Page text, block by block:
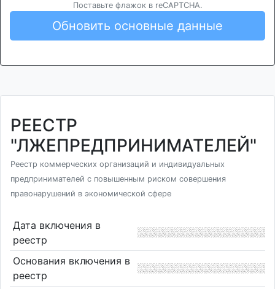
Поставьте флажок в reCAPTCHA.
Обновить основные данные
РЕЕСТР
"ЛЖЕПРЕДПРИНИМАТЕЛЕЙ"
Реестр коммерческих организаций и индивидуальных
предпринимателей с повышенным риском совершения
правонарушений в экономической сфере
Дата включения в
реестр
Основания включения в
реестр